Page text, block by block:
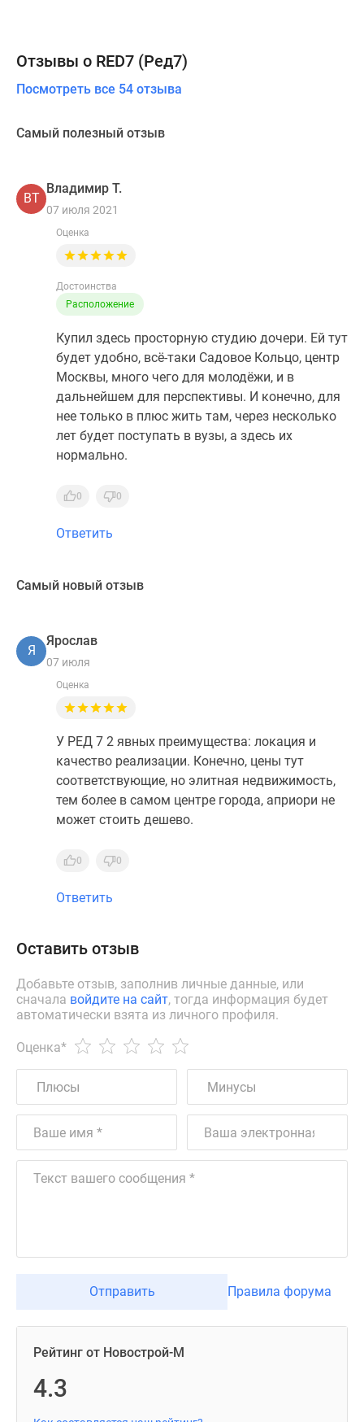
Отзывы о RED7 (Ред7)
Посмотреть все 54 отзыва
Самый полезный отзыв
ВТ
Владимир Т.
07 июля 2021
Оценка
Достоинства
Расположение
Купил здесь просторную студию дочери. Ей тут
будет удобно, всё-таки Садовое Кольцо, центр
Москвы, много чего для молодёжи, и в
дальнейшем для перспективы. И конечно, для
нее только в плюс жить там, через несколько
лет будет поступать в вузы, а здесь их
нормально.
0 0
Ответить
Самый новый отзыв
Я
Ярослав
07 июля
Оценка
У РЕД 7 2 явных преимущества: локация и
качество реализации. Конечно, цены тут
соответствующие, но элитная недвижимость,
тем более в самом центре города, априори не
может стоить дешево.
0 0
Ответить
Оставить отзыв
Добавьте отзыв, заполнив личные данные, или
сначала войдите на сайт, тогда информация будет
автоматически взята из личного профиля.
Оценка*
Отправить Правила форума
Рейтинг от Новострой-М
4.3